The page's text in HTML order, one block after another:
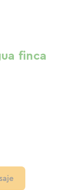
finca